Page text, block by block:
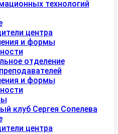
технологий
центра
и формы
отделение
и формы
клуб Сергея Сопелева
центра